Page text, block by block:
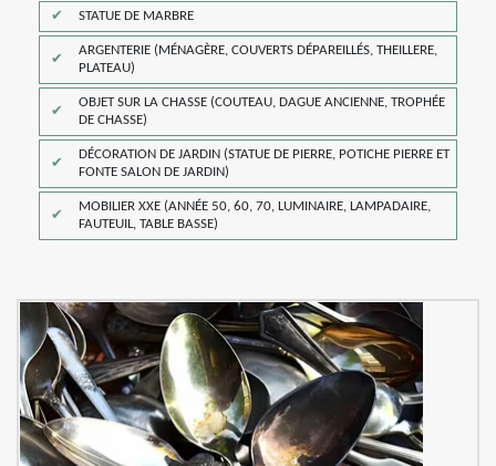
STATUE DE MARBRE
ARGENTERIE (MÉNAGÈRE, COUVERTS DÉPAREILLÉS, THEILLERE,
PLATEAU)
OBJET SUR LA CHASSE (COUTEAU, DAGUE ANCIENNE, TROPHÉE
DE CHASSE)
DÉCORATION DE JARDIN (STATUE DE PIERRE, POTICHE PIERRE ET
FONTE SALON DE JARDIN)
MOBILIER XXE (ANNÉE 50, 60, 70, LUMINAIRE, LAMPADAIRE,
FAUTEUIL, TABLE BASSE)